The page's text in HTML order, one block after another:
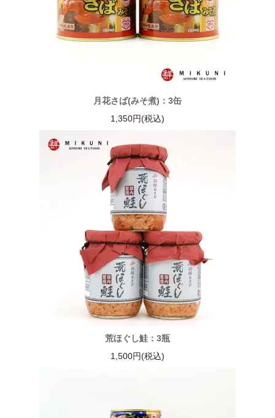
月花さば(みそ煮)：3缶
1,350円(税込)
荒ほぐし鮭：3瓶
1,500円(税込)